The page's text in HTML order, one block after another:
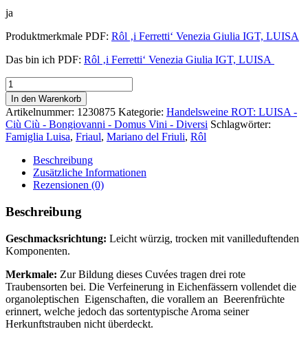
ja
Produktmerkmale PDF: Rôl ‚i Ferretti‘ Venezia Giulia IGT, LUISA
Das bin ich PDF: Rôl ‚i Ferretti‘ Venezia Giulia IGT, LUISA
RÔL
Rosso
Venezia
Giulia
IGT
‘I
Ferretti’
Menge
In den Warenkorb
Artikelnummer: 1230875 Kategorie: Handelsweine ROT: LUISA -
Ciù Ciù - Bongiovanni - Domus Vini - Diversi Schlagwörter:
Famiglia Luisa, Friaul, Mariano del Friuli, Rôl
Beschreibung
Zusätzliche Informationen
Rezensionen (0)
Beschreibung
Geschmacksrichtung: Leicht würzig, trocken mit vanilleduftenden
Komponenten.
Merkmale: Zur Bildung dieses Cuvées tragen drei rote
Traubensorten bei. Die Verfeinerung in Eichenfässern vollendet die
organoleptischen Eigenschaften, die vorallem an Beerenfrüchte
erinnert, welche jedoch das sortentypische Aroma seiner
Herkunftstrauben nicht überdeckt.